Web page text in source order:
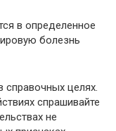
в определенное
болезнь
целях.
спрашивайте
не